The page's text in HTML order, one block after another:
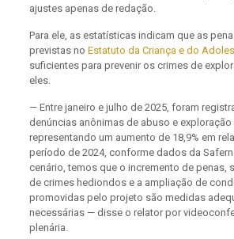
ajustes apenas de redação.
Para ele, as estatísticas indicam que as
previstas no Estatuto da Criança e do
suficientes para prevenir os crimes de
eles.
— Entre janeiro e julho de 2025, foram
denúncias anônimas de abuso e exploração
representando um aumento de 18,9% em
período de 2024, conforme dados da
cenário, temos que o incremento de penas,
de crimes hediondos e a ampliação de
promovidas pelo projeto são medidas
necessárias — disse o relator por
plenária.